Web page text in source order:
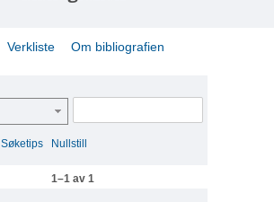
Verkliste Om bibliografien
Søketips Nullstill
1–1 av 1